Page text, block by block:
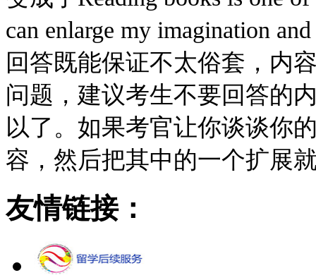
can enlarge my imagination
回答既能保证不太俗套，内
问题，建议考生不要回答的
以了。如果考官让你谈谈你
容，然后把其中的一个扩展
友情链接：